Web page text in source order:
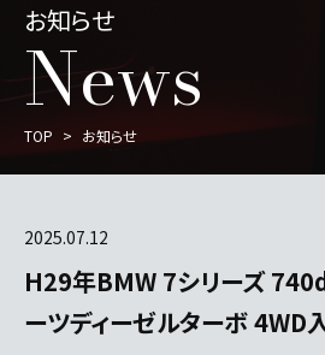
お知らせ
News
TOP お知らせ
2025.07.12
H29年BMW 7シリーズ
ーツディーゼルターボ 4WD